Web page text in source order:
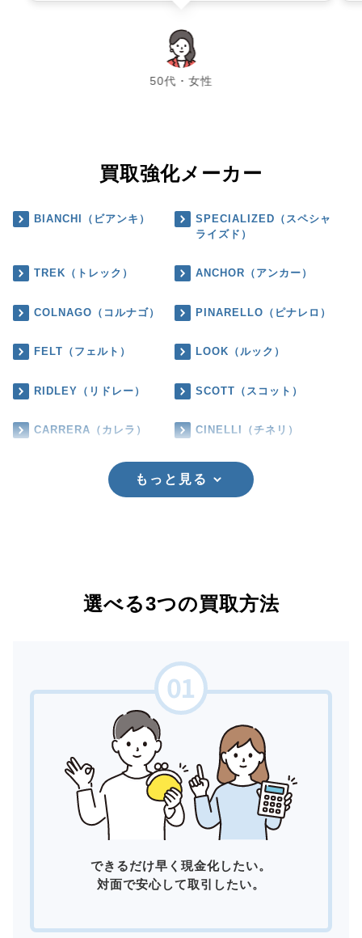
50代・女性
chevron_left chevron_right
買取強化メーカー
BIANCHI（ビアンキ）
SPECIALIZED（スペシャ
ライズド）
TREK（トレック） ANCHOR（アンカー）
COLNAGO（コルナゴ） PINARELLO（ピナレロ）
FELT（フェルト） LOOK（ルック）
RIDLEY（リドレー） SCOTT（スコット）
CARRERA（カレラ） CINELLI（チネリ）
もっと見る
選べる3つの買取方法
できるだけ早く現金化したい。
対面で安心して取引したい。